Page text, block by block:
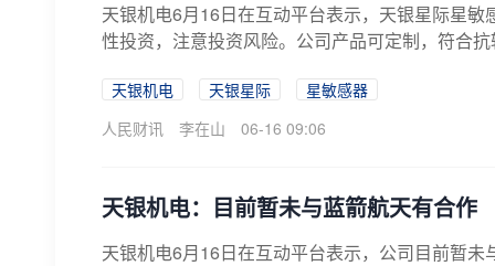
天银机电6月16日在互动平台表示，天银星际星
性投资，注意投资风险。公司产品可定制，符合
天银机电 天银星际
星敏感器
人民财讯
李在山 06-16 09:06
天银机电：目前暂未与蓝箭航天有合作
天银机电6月16日在互动平台表示，公司目前暂未